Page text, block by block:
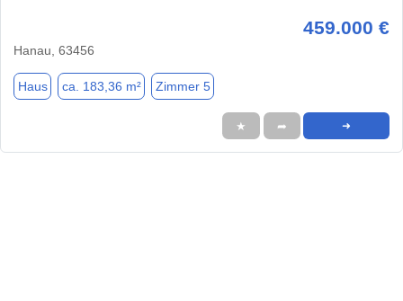
459.000 €
Hanau, 63456
Haus ca. 183,36 m² Zimmer 5
★ ➦ ➜